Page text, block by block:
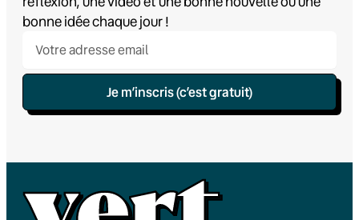
bonne idée chaque jour !
Je m’inscris (c’est gratuit)